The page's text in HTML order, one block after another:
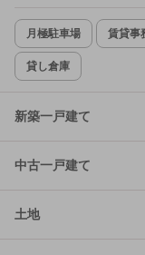
月極駐車場 賃貸事
貸し倉庫
新築一戸建て
中古一戸建て
土地